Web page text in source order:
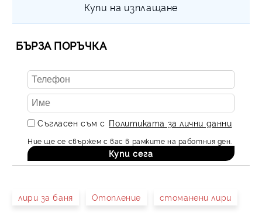
Купи на изплащане
БЪРЗА ПОРЪЧКА
Съгласен съм с Политиката за лични данни
Ние ще се свържем с вас в рамките на работния ден.
лири за баня Отопление стоманени лири